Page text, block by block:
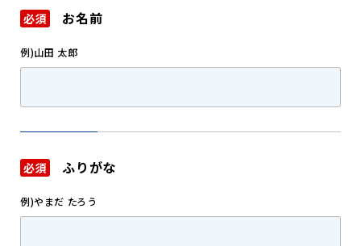
必須 お名前
例)山田 太郎
必須 ふりがな
例)やまだ たろう